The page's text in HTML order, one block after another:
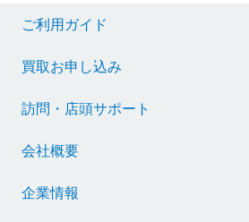
ご利用ガイド
買取お申し込み
訪問・店頭サポート
会社概要
企業情報